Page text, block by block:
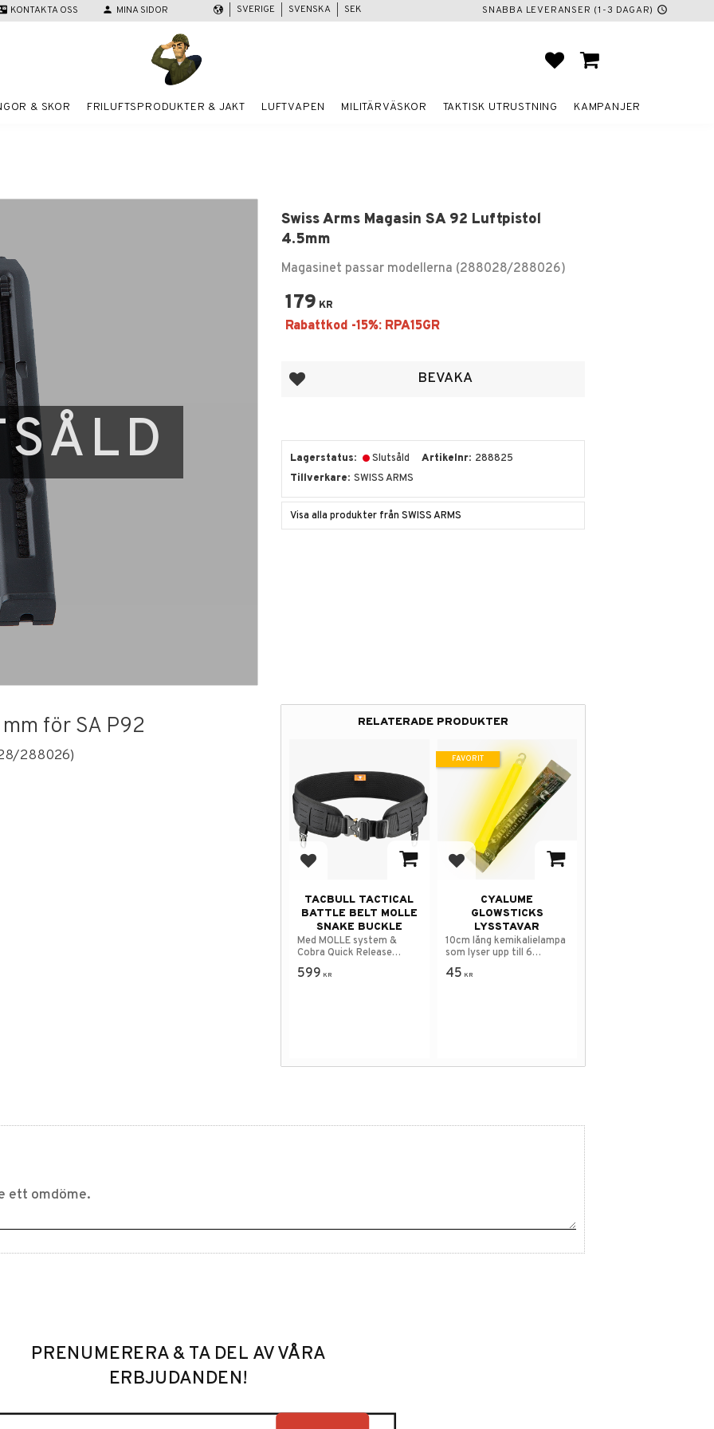
KONTAKTA OSS person MINA SIDOR SNABBA LEVERANSER (1-3 DAGAR) schedule
SVERIGE SVENSKA SEK
FAVORITER
KUNDVAGN
& SKOR FRILUFTSPRODUKTER & JAKT LUFTVAPEN MILITÄRVÄSKOR TAKTISK UTRUSTNING KAMPANJER
Swiss Arms Magasin SA 92 Luftpistol
4.5mm
Magasinet passar modellerna (288028/288026)
179 KR
Lägg till i favoriter BEVAKA
Lagerstatus Slutsåld Artikelnr 288825
Tillverkare SWISS ARMS
Visa alla produkter från SWISS ARMS
för SA P92
288026)
RELATERADE PRODUKTER
Lägg till i favoriter
TACBULL TACTICAL
BATTLE BELT MOLLE
SNAKE BUCKLE
Med MOLLE system &
Cobra Quick Release
spänne.
599 KR
Lägg till i favoriter
CYALUME
GLOWSTICKS
LYSSTAVAR
10cm lång kemikalielampa
som lyser upp till 6
timmar.
45 KR
FAVORIT
PRENUMERERA & TA DEL AV VÅRA
ERBJUDANDEN!